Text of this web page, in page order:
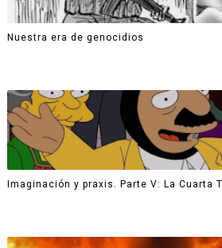
Nuestra era de genocidios
Imaginación y praxis. Parte V: La Cuarta